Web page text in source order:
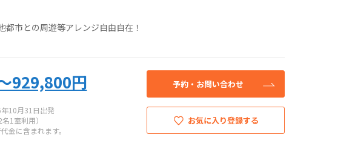
ブルガリア
ルーマニア
セルビア フェロー諸島
都市との周遊等アレンジ自由自在！
929,800円
10月31日出発
1室利用）
金に含まれます。
予約・お問い合わせ
お気に入り登録する